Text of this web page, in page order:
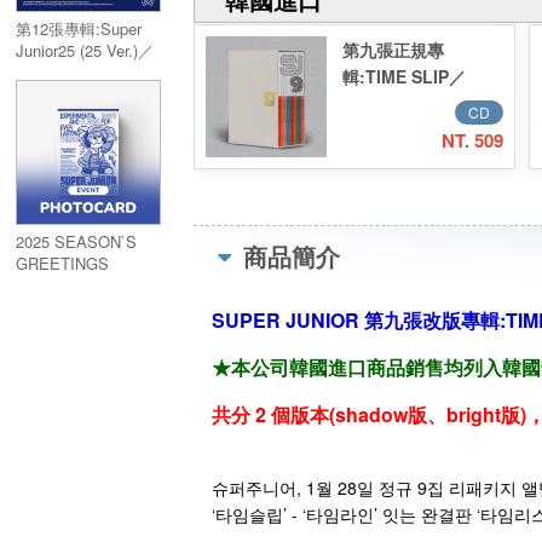
第12張專輯:Super
Junior25 (25 Ver.)／
2025 SEASON`S
GREETINGS
第九張正規專
輯:TIME SLIP／
VOL.9:TIME SLIP
CD
NT. 509
商品簡介
SUPER JUNIOR 第九張改版專輯
★本公司韓國進口商品銷售均列入韓
共分 2 個版本(shadow版、bright版)
슈퍼주니어, 1월 28일 정규 9집 리패키지 앨
‘타임슬립’ - ‘타임라인’ 잇는 완결판 ‘타임리